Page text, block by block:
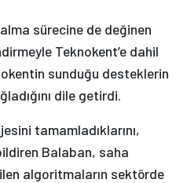
sürecine de değinen
Teknokent’e dahil
sunduğu desteklerin
dile getirdi.
tamamladıklarını,
Balaban, saha
algoritmaların sektörde